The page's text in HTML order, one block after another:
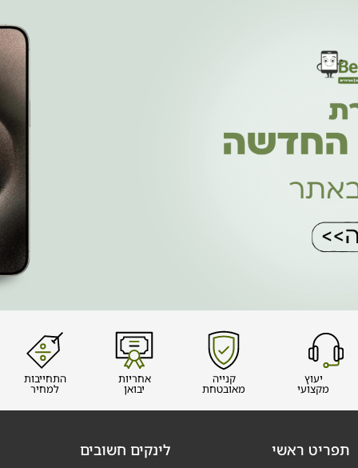
יעוץ
מקצועי
קנייה
מאובטחת
אחריות
יבואן
התחייבות
למחיר
תפריט ראשי לינקים חשובים